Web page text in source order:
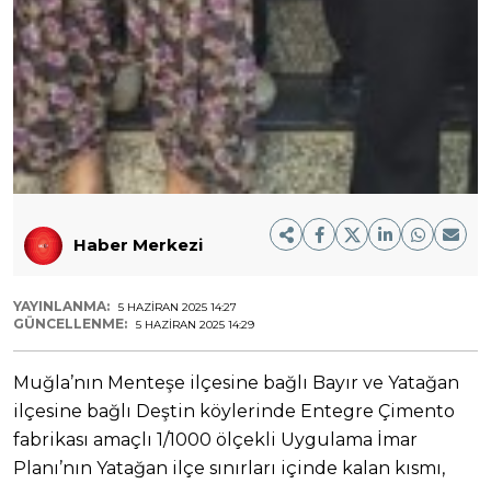
Haber Merkezi
YAYINLANMA: 5 HAZIRAN 2025 14:27
GÜNCELLENME: 5 HAZIRAN 2025 14:29
Muğla’nın Menteşe ilçesine bağlı Bayır ve Yatağan
ilçesine bağlı Deştin köylerinde Entegre Çimento
fabrikası amaçlı 1/1000 ölçekli Uygulama İmar
Planı’nın Yatağan ilçe sınırları içinde kalan kısmı,